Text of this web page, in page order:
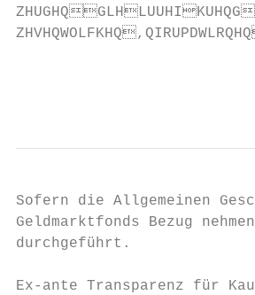
Sofern die Allgemeinen
Geldmarktfonds Bezug
durchgeführt.
Ex-ante Transparenz für